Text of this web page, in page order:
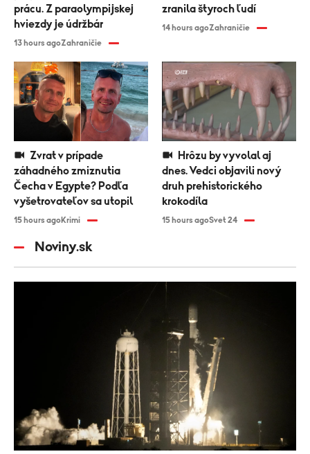
prácu. Z paraolympijskej
hviezdy je údržbár
13 hours agoZahraničie
zranila štyroch ľudí
14 hours agoZahraničie
záhadného zmiznutia
Čecha v Egypte? Podľa
vyšetrovateľov sa utopil
15 hours agoKrimi
dnes. Vedci objavili nový
druh prehistorického
krokodíla
15 hours agoSvet 24
Noviny.sk